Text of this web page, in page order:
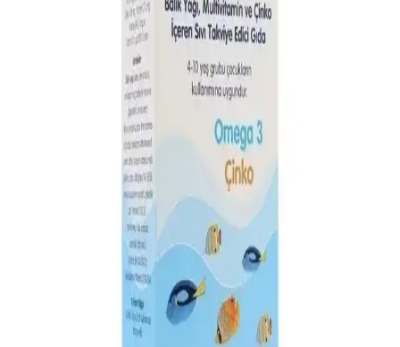
Omega-3 Balık Yağı Ne Zaman İçilir? En Uygun
Zaman ve Kullanım Tavsiyeleri
Omega-3 balık yağı, sağlık açısından önemli faydalar sağlar. En iyi
emilim ve fayda için yemekle birlikte, düzenli ve doğru zamanlarda
Möller’s Balık Yağı Kapsülü: Yüksek Kalitede
Omega-3 Takviyesi ile Sağlığınızı Destekleyin
Möller’s balık yağı kapsülleri, yüksek içerik kalitesi ve doğal
formülüyle kalp, beyin ve göz sağlığını destekler, güvenilir ve etkili
bir omega-3 takviyesidir.
En İyi Krill Yağı Markaları ve Sağlık ile Güzellikteki
Faydaları Hakkında Kapsamlı Rehber
Sağlık ve güzellikte doğal destek arıyorsanız, yüksek EPA ve DHA
içeren, güvenilir krill yağı markalarını ve seçim ipuçlarını öğrenin.